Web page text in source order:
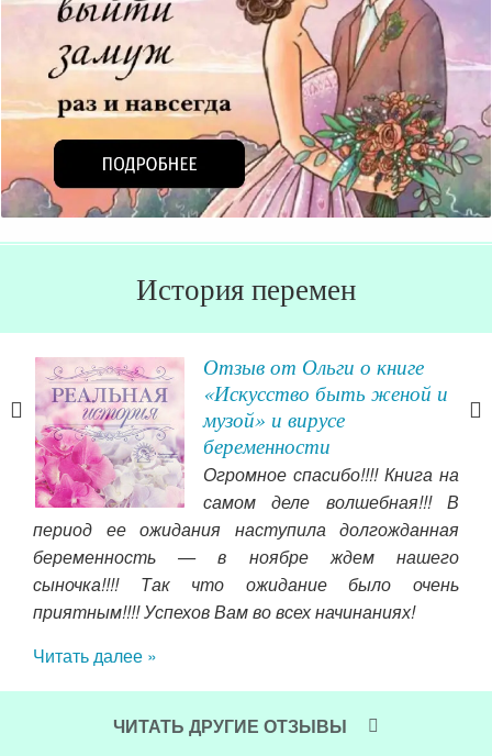
История перемен
Отзыв от Ольги о книге
«Искусство быть женой и
музой» и вирусе
беременности
Огромное спасибо!!!! Книга на
самом деле волшебная!!! В
период ее ожидания наступила долгожданная
беременность — в ноябре ждем нашего
сыночка!!!! Так что ожидание было очень
приятным!!!! Успехов Вам во всех начинаниях!
Читать далее »
ЧИТАТЬ ДРУГИЕ ОТЗЫВЫ